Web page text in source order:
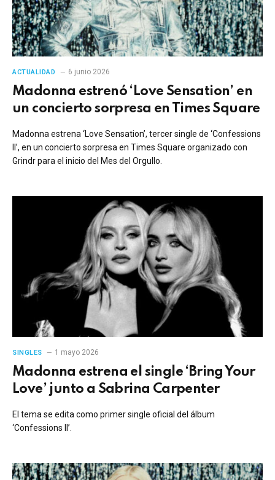
ACTUALIDAD 6 junio 2026
Madonna estrenó ‘Love Sensation’ en
un concierto sorpresa en Times Square
Madonna estrena ‘Love Sensation’, tercer single de ‘Confessions
II’, en un concierto sorpresa en Times Square organizado con
Grindr para el inicio del Mes del Orgullo.
SINGLES 1 mayo 2026
Madonna estrena el single ‘Bring Your
Love’ junto a Sabrina Carpenter
El tema se edita como primer single oficial del álbum
‘Confessions II’.